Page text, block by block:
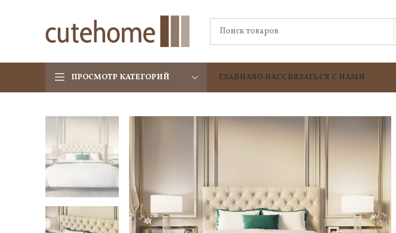
ПРОСМОТР КАТЕГОРИЙ ГЛАВНАЯО НАССВЯЗАТЬСЯ С НАМИ